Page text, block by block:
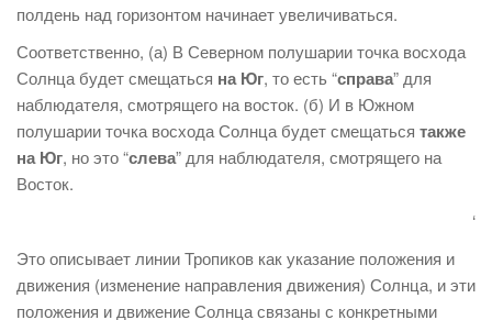
полдень над горизонтом начинает увеличиваться.
Соответственно, (а) В Северном полушарии точка восхода
Солнца будет смещаться на Юг, то есть “справа” для
наблюдателя, смотрящего на восток. (б) И в Южном
полушарии точка восхода Солнца будет смещаться также
на Юг, но это “слева” для наблюдателя, смотрящего на
Восток.
‘
Это описывает линии Тропиков как указание положения и
движения (изменение направления движения) Солнца, и эти
положения и движение Солнца связаны с конкретными